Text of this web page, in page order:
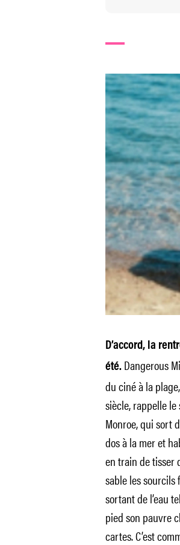
D’accord, la
été.Dangerous
du ciné à la
siècle, rappelle
Monroe, qui sort
dos à la mer et
en train de tisser
sable les sourcils
sortant de l’eau
pied son pauvre
cartes. C’est